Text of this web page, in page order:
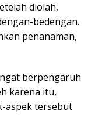
diolah,
bedengan.
penanaman,
berpengaruh
karena itu,
aspek tersebut